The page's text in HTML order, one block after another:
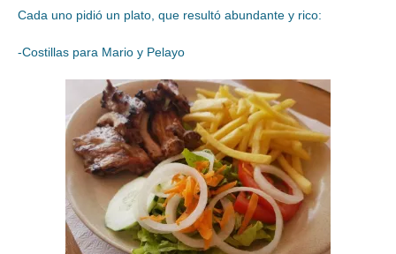
Cada uno pidió un plato, que resultó abundante y rico:
-Costillas para Mario y Pelayo